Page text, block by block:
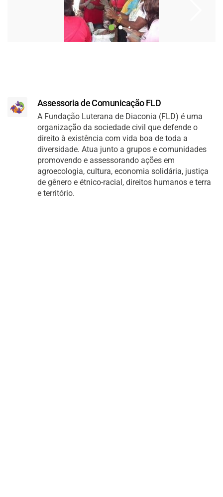
Assessoria de Comunicação FLD
A Fundação Luterana de Diaconia (FLD) é uma
organização da sociedade civil que defende o
direito à existência com vida boa de toda a
diversidade. Atua junto a grupos e comunidades
promovendo e assessorando ações em
agroecologia, cultura, economia solidária, justiça
de gênero e étnico-racial, direitos humanos e terra
e território.